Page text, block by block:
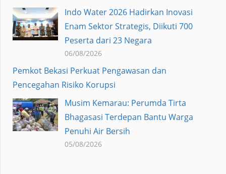
Indo Water 2026 Hadirkan Inovasi
Enam Sektor Strategis, Diikuti 700
Peserta dari 23 Negara
06/08/2026
Pemkot Bekasi Perkuat Pengawasan dan
Pencegahan Risiko Korupsi
Musim Kemarau: Perumda Tirta
Bhagasasi Terdepan Bantu Warga
Penuhi Air Bersih
05/08/2026